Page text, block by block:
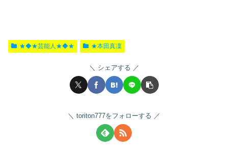
★◆★芸能人★◆★ ★本田真凜
シェアする
toriton777をフォローする